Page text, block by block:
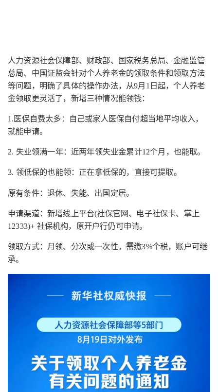
人力资源社会保障部、财政部、国家税务总局、金融监管
总局、中国证监会针对个人养老金的领取条件和领取方法
等问题，明确了具体的操作办法，从9月1日起，个人养老
金领取更灵活了，新增三种情况能领钱：
1.医保自费太多：自己或家人医保自付超当地平均收入，
就能申请。
2. 失业领满一年：近两年领失业金累计12个月，也能取。
3. 领低保的也能领：正在拿低保的，直接可提取。
原有条件：退休、失能、出国定居。
申请渠道：新增线上平台(社保官网、电子社保卡、掌上
12333)+ 社保机构，原开户行仍可申请。
领取方式：月领、分次或一次性，需缴3%个税，账户可继
承。